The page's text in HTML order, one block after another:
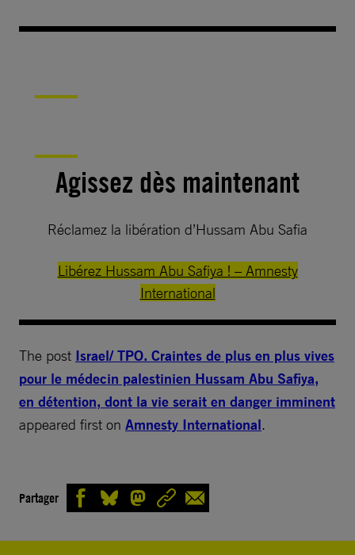
Agissez dès maintenant
Réclamez la libération d’Hussam Abu Safia
Libérez Hussam Abu Safiya ! – Amnesty
International
The post Israel/ TPO. Craintes de plus en plus vives
pour le médecin palestinien Hussam Abu Safiya,
en détention, dont la vie serait en danger imminent
appeared first on Amnesty International.
Partager